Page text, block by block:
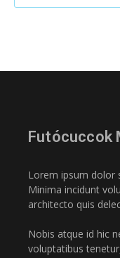
Futócuccok
Lorem ipsum dolor
Minima incidunt
architecto quis
Nobis atque id hic
voluptatibus